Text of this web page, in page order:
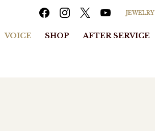
JEWELRY
VOICE SHOP AFTER SERVICE